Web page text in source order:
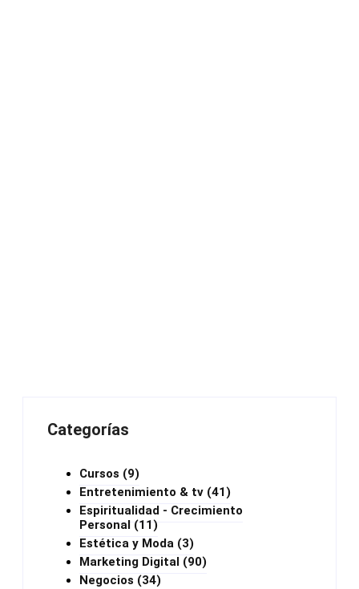
Categorías
Cursos (9)
Entretenimiento & tv (41)
Espiritualidad - Crecimiento
Personal (11)
Estética y Moda (3)
Marketing Digital (90)
Negocios (34)